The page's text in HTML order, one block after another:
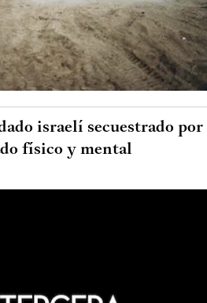
israelí secuestrado por
físico y mental